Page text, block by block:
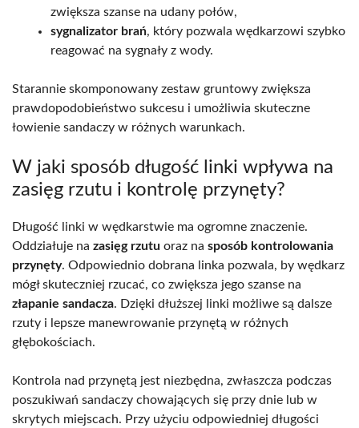
zwiększa szanse na udany połów,
sygnalizator brań, który pozwala wędkarzowi szybko
reagować na sygnały z wody.
Starannie skomponowany zestaw gruntowy zwiększa
prawdopodobieństwo sukcesu i umożliwia skuteczne
łowienie sandaczy w różnych warunkach.
W jaki sposób długość linki wpływa na
zasięg rzutu i kontrolę przynęty?
Długość linki w wędkarstwie ma ogromne znaczenie.
Oddziałuje na zasięg rzutu oraz na sposób kontrolowania
przynęty. Odpowiednio dobrana linka pozwala, by wędkarz
mógł skuteczniej rzucać, co zwiększa jego szanse na
złapanie sandacza. Dzięki dłuższej linki możliwe są dalsze
rzuty i lepsze manewrowanie przynętą w różnych
głębokościach.
Kontrola nad przynętą jest niezbędna, zwłaszcza podczas
poszukiwań sandaczy chowających się przy dnie lub w
skrytych miejscach. Przy użyciu odpowiedniej długości